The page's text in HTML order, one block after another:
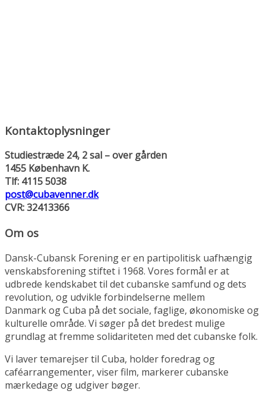
Kontaktoplysninger
Studiestræde 24, 2 sal – over gården
1455 København K.
Tlf: 4115 5038
post@cubavenner.dk
CVR: 32413366
Om os
Dansk-Cubansk Forening er en partipolitisk uafhængig
venskabsforening stiftet i 1968. Vores formål er at
udbrede kendskabet til det cubanske samfund og dets
revolution, og udvikle forbindelserne mellem
Danmark og Cuba på det sociale, faglige, økonomiske og
kulturelle område. Vi søger på det bredest mulige
grundlag at fremme solidariteten med det cubanske folk.
Vi laver temarejser til Cuba, holder foredrag og
caféarrangementer, viser film, markerer cubanske
mærkedage og udgiver bøger.